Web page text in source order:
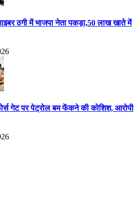
ठगी में भाजपा नेता पकड़ा,50 लाख खाते में
गेट पर पेट्रोल बम फेंकने की कोशिश, आरोपी